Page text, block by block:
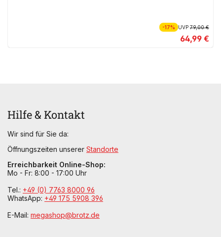
-17% UVP79,00 €
64,99 €
Hilfe & Kontakt
Wir sind für Sie da:
Öffnungszeiten unserer Standorte
Erreichbarkeit Online-Shop:
Mo - Fr: 8:00 - 17:00 Uhr
Tel.: +49 (0) 7763 8000 96
WhatsApp: +49 175 5908 396
E-Mail: megashop@brotz.de